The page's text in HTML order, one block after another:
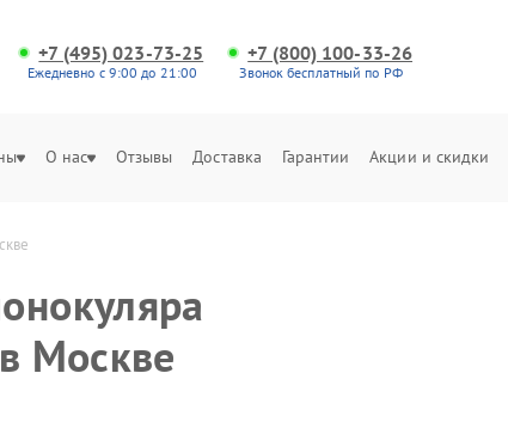
+7 (495) 023-73-25
Ежедневно с 9:00 до 21:00
+7 (800) 100-33-26
Звонок бесплатный по РФ
О нас Отзывы Доставка Гарантии Акции и скидки
Москве